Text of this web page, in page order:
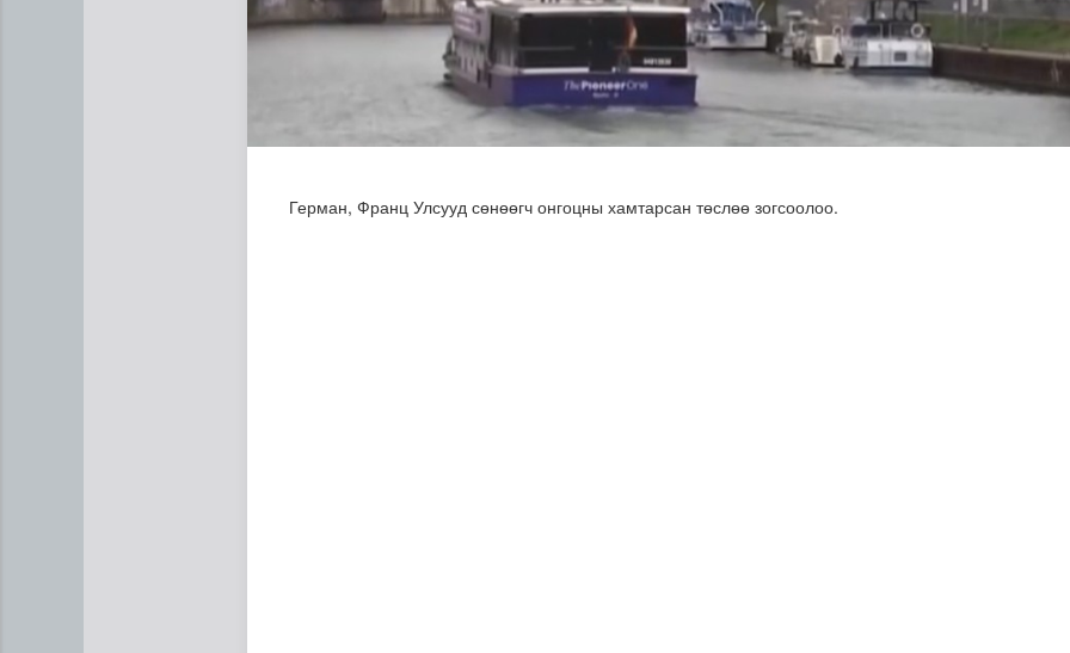
Герман, Франц Улсууд сөнөөгч онгоцны хамтарсан төслөө зогсоолоо.